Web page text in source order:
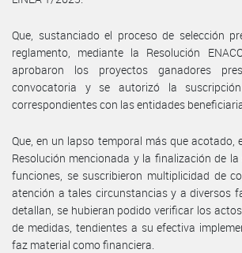
Que, sustanciado el proceso de selección
reglamento, mediante la Resolución
aprobaron los proyectos ganadores
convocatoria y se autorizó la
correspondientes con las entidades
Que, en un lapso temporal más que acotado,
Resolución mencionada y la finalización de
funciones, se suscribieron multiplicidad de
atención a tales circunstancias y a diversos
detallan, se hubieran podido verificar los
de medidas, tendientes a su efectiva
faz material como financiera.